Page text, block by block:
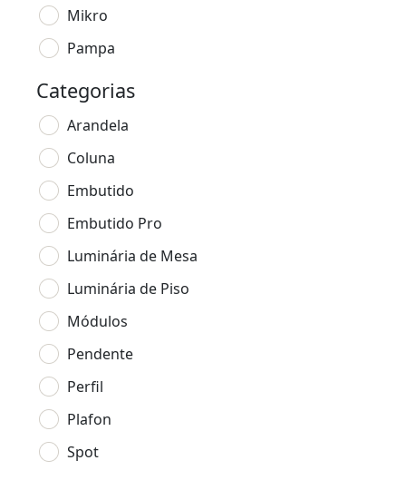
Mikro
Pampa
Categorias
Arandela
Coluna
Embutido
Embutido Pro
Luminária de Mesa
Luminária de Piso
Módulos
Pendente
Perfil
Plafon
Spot